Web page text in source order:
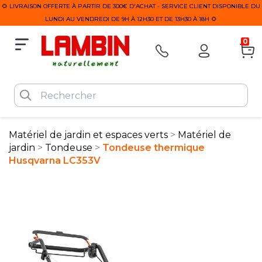
🌻 LIVRAISON OFFERTE À PARTIR DE 300€ D'ACHAT - SERVICE CLIENT DISPONIBLE DU
LUNDI AU VENDREDI DE 9H À 12H30 ET DE 13H30 À 18H 🌻
0
Matériel de jardin et espaces verts
Matériel de
jardin
Tondeuse
Tondeuse thermique
Husqvarna LC353V